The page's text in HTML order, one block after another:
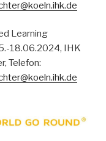
Learning
18.06.2024, IHK
Telefon: